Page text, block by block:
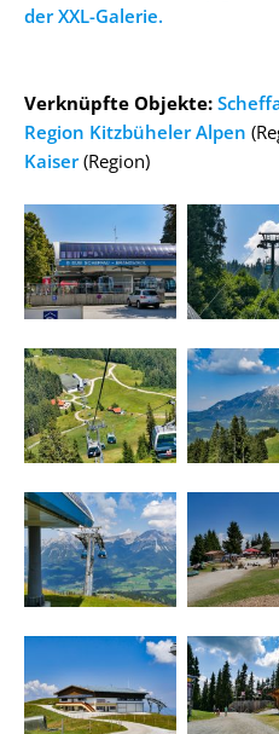
der XXL-Galerie.
Verknüpfte Objekte:
Region Kitzbüheler Alpen
Kaiser(Region)